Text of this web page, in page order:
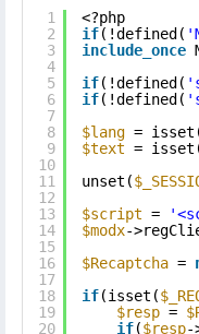
1
2
3
4
5
6
7
8
9
10
11
12
13
14
15
16
17
18
19
20
<?php
if(!defined(
include_once
if(!defined(
if(!defined(
$lang =
$text =
unset(
$script =
$modx-
$Recaptcha =
if(isset(
$resp =
if($resp-